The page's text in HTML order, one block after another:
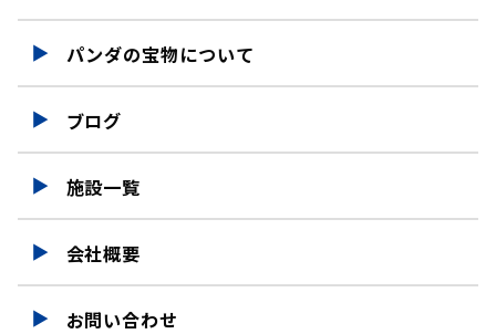
パンダの宝物について
ブログ
施設一覧
会社概要
お問い合わせ